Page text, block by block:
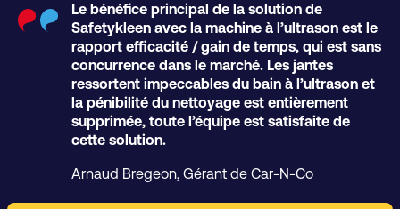
Le bénéfice principal de la solution de
Safetykleen avec la machine à l’ultrason est le
rapport efficacité / gain de temps, qui est sans
concurrence dans le marché. Les jantes
ressortent impeccables du bain à l’ultrason et
la pénibilité du nettoyage est entièrement
supprimée, toute l’équipe est satisfaite de
cette solution.
Arnaud Bregeon, Gérant de Car-N-Co